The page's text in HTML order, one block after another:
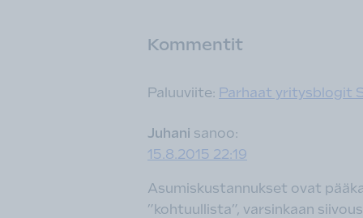
Kommentit
Paluuviite: Parhaat yritysblogit
Juhani sanoo:
15.8.2015 22:19
Asumiskustannukset ovat
”kohtuullista”, varsinkaan